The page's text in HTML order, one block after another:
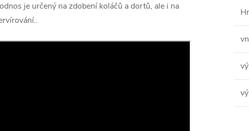
je určený na zdobení koláčů a dortů, ale i na